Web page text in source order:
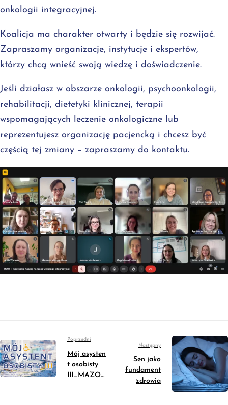
onkologii integracyjnej.
Koalicja ma charakter otwarty i będzie się rozwijać.
Zapraszamy organizacje, instytucje i ekspertów,
którzy chcą wnieść swoją wiedzę i doświadczenie.
Jeśli działasz w obszarze onkologii, psychoonkologii,
rehabilitacji, dietetyki klinicznej, terapii
wspomagających leczenie onkologiczne lub
reprezentujesz organizację pacjencką i chcesz być
częścią tej zmiany – zapraszamy do kontaktu.
Poprzedni
Mój asysten
t osobisty
III_MAZO
Następny
Sen jako
fundament
zdrowia